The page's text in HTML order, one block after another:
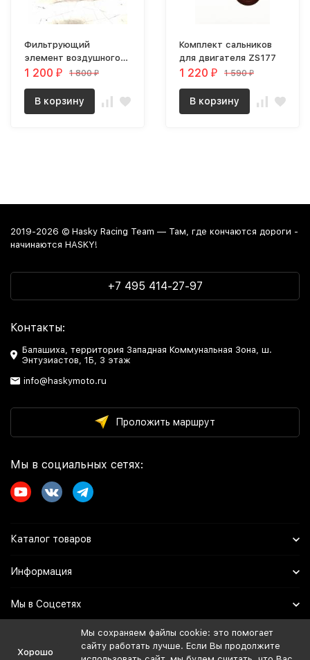
Фильтрующий
элемент воздушного
фильтра AJ1 из
Hasky F7/F6 Pro/F6/F6L
1 200 ₽ 1 800₽
В корзину
Комплект сальников
для двигателя ZS177
1 220 ₽ 1 590₽
В корзину
2019-2026 © Hasky Racing Team — Там, где кончаются дороги -
начинаются HASKY!
+7 495 414-27-97
Контакты:
Балашиха, территория Западная Коммунальная Зона, ш.
Энтузиастов, 1Б, 3 этаж
info@haskymoto.ru
Проложить маршрут
Мы в социальных сетях:
Каталог товаров
Информация
Мы в Соцсетях
Политика персональных данных
Хорошо
Мы сохраняем файлы cookie: это помогает
сайту работать лучше. Если Вы продолжите